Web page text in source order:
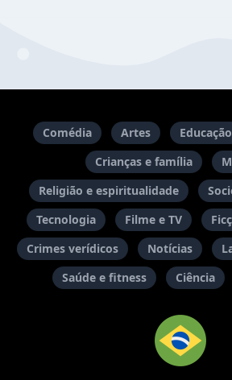
Comédia Artes Educação
Crianças e família
Religião e espiritualidade
Tecnologia
Filme e TV
Crimes verídicos
Notícias
Saúde e fitness
Ciência